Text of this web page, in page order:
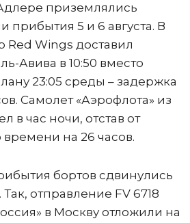
приземлялись
прибытия 5 и 6 августа. В
Red Wings доставил
Авива в 10:50 вместо
23:05 среды – задержка
Самолет «Аэрофлота» из
в час ночи, отстав от
на 26 часов.
бортов сдвинулись
отправление FV 6718
в Москву отложили на